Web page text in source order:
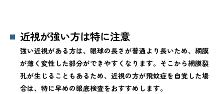
近視が強い方は特に注意
強い近視がある方は、眼球の長さが普通より長いため、網膜
が薄く変性した部分ができやすくなります。そこから網膜裂
孔が生じることもあるため、近視の方が飛蚊症を自覚した場
合は、特に早めの眼底検査をおすすめします。